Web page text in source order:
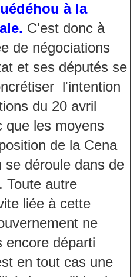
à la
C'est donc à
de négociations
et ses députés se
l'intention
du 20 avril
que les moyens
de la Cena
se déroule dans de
Toute autre
liée à cette
ne
encore départi
en tout cas une